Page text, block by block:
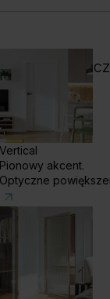
Vertical
Pionowy akcent.
Optyczne
kolor